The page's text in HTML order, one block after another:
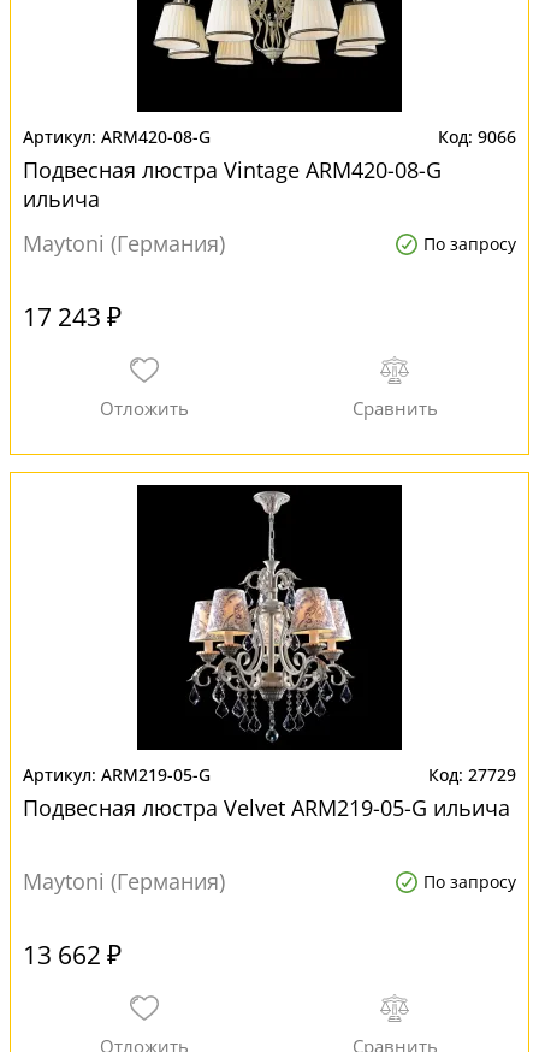
ARM420-08-G 9066
Подвесная люстра Vintage ARM420-08-G
ильича
Maytoni (Германия)
По запросу
17 243 ₽
ARM219-05-G 27729
Подвесная люстра Velvet ARM219-05-G ильича
Maytoni (Германия) По запросу
13 662 ₽